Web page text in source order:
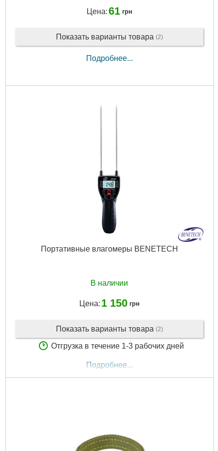
Цена:61 грн
Показать варианты товара (2)
Подробнее...
Портативныe влагомеры BENETECH
В наличии
Цена: 1 150 грн
Показать варианты товара (2)
Отгрузка в течение 1-3 рабочих дней
Подробнее...